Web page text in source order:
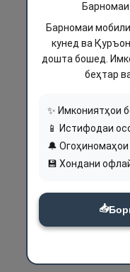
Барномаи
кунед ва
дошта бошед.
беҳтар
✨ Имкониятҳои
📱 Истифодаи
🔔
💾 Хондани
📥